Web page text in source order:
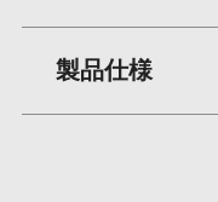
ボラードは物流
製品仕様